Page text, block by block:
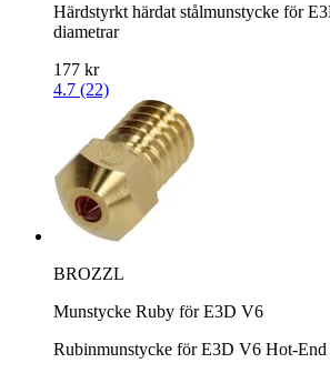
Härdstyrkt härdat stålmunstycke för
diametrar
177 kr
4.7 (22)
BROZZL
Munstycke Ruby för E3D V6
Rubinmunstycke för E3D V6 Hot-End